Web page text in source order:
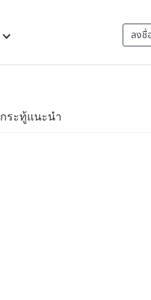
ลงชื่
กระทู้แนะนำ